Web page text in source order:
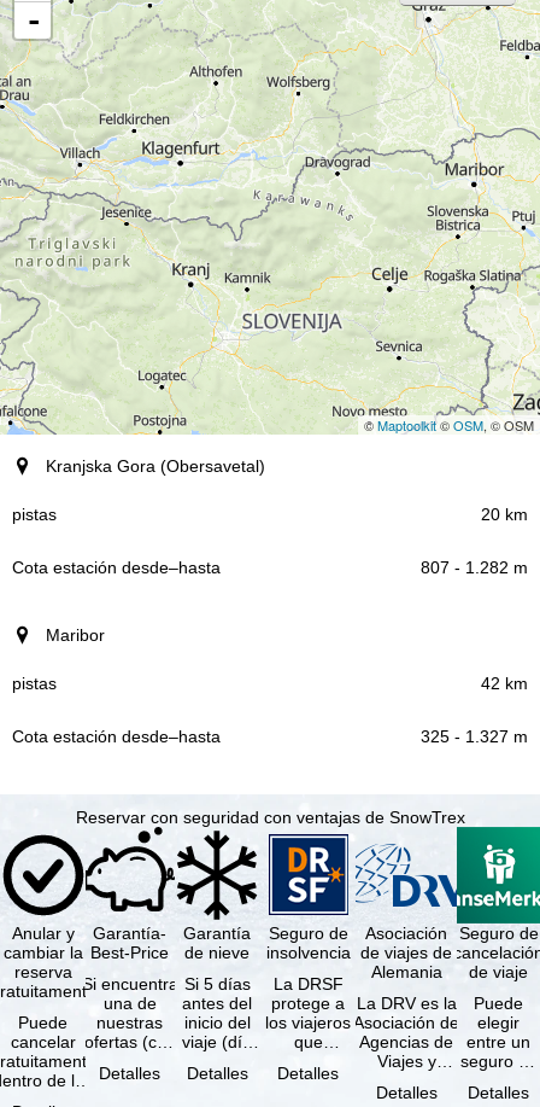
-
©Maptoolkit©OSM, © OSM
Destino (región)
pistas
Kranjska Gora (Obersavetal)
20 km
807 - 1.282 m
Maribor
42 km
325 - 1.327 m
Reservar con seguridad con ventajas de SnowTrex
Anular y
cambiar la
reserva
Puede
cancelar
de los
Garantía-
Best-Price
Si encuentra
una de
nuestras
ofertas (con
prestaciones
Detalles
Garantía
de nieve
Si 5 días
antes del
inicio del
viaje (día
ninguna de
Detalles
Seguro de
insolvencia
La DRSF
protege a
los viajeros
que
viaje
Detalles
Asociación
de viajes de
Alemania
La DRV es la
Asociación de
Agencias de
Viajes y
más grande
Detalles
Seguro de
de viaje
Puede
elegir
entre un
seguro de
de viaje
Detalles